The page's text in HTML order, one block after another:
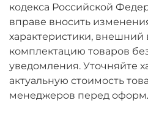
кодекса Российской
вправе вносить
характеристики, внешний
комплектацию товаров
уведомления. Уточняйте
актуальную стоимость
менеджеров перед